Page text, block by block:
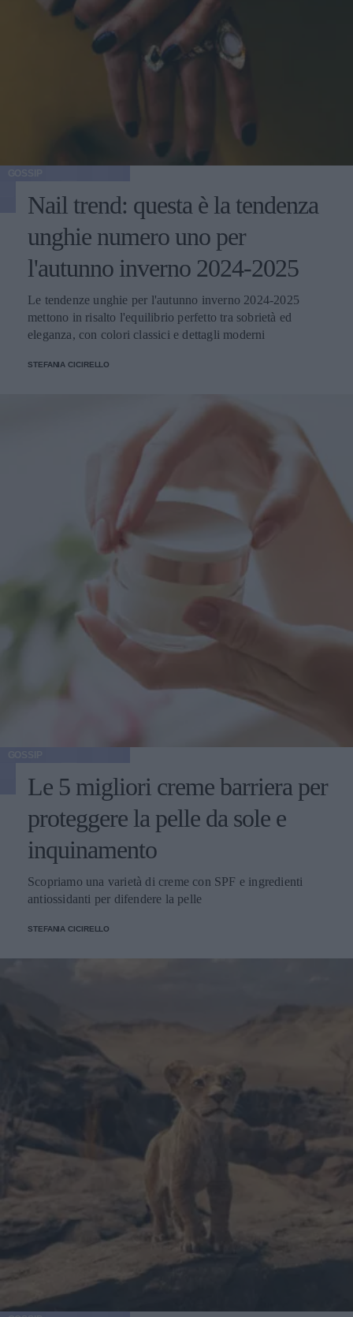
Nail trend: questa è la tendenza
unghie numero uno per
l'autunno inverno 2024-2025
Le tendenze unghie per l'autunno inverno 2024-2025
mettono in risalto l'equilibrio perfetto tra sobrietà ed
eleganza, con colori classici e dettagli moderni
STEFANIA CICIRELLO
Le 5 migliori creme barriera per
proteggere la pelle da sole e
inquinamento
Scopriamo una varietà di creme con SPF e ingredienti
antiossidanti per difendere la pelle
STEFANIA CICIRELLO